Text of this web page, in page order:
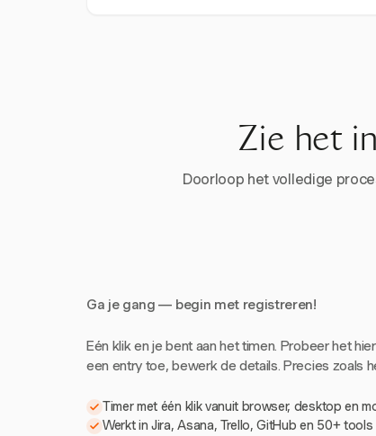
Zie het
Doorloop het volledige
Ga je gang — begin met registreren!
Eén klik en je bent aan het timen. Probeer het
een entry toe, bewerk de details. Precies zoals
Timer met één klik vanuit browser, desktop en
Werkt in Jira, Asana, Trello, GitHub en 50+ tools